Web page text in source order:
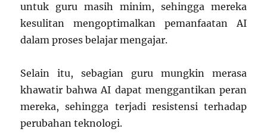
untuk guru masih minim, sehingga mereka
kesulitan mengoptimalkan pemanfaatan AI
dalam proses belajar mengajar.
Selain itu, sebagian guru mungkin merasa
khawatir bahwa AI dapat menggantikan peran
mereka, sehingga terjadi resistensi terhadap
perubahan teknologi.